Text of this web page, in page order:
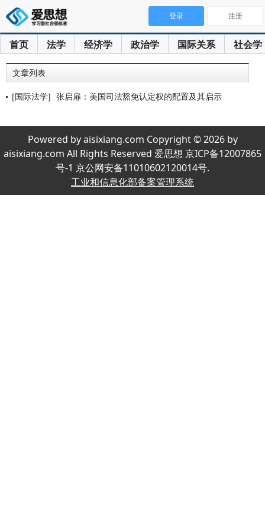
首页 法学 经济学 政治学 国际关系 社会学
登录 注册
文章列表
[国际法学] 张启扉：美国司法豁免认定权的配置及其启示
Powered by aisixiang.com Copyright © 2026 by
aisixiang.com All Rights Reserved 爱思想 京ICP备12007865
号-1 京公网安备11010602120014号.
工业和信息化部备案管理系统